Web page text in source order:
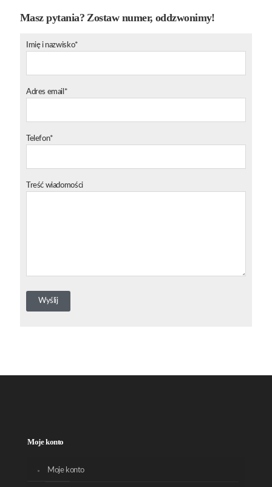
Masz pytania? Zostaw numer, oddzwonimy!
Imię i nazwisko*
Adres email*
Telefon*
Treść wiadomości
Moje konto
Moje konto